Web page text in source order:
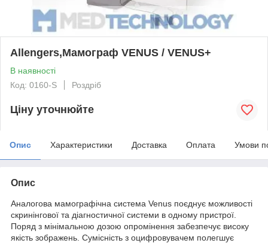
Allengers,Мамограф VENUS / VENUS+
В наявності
Код: 0160-S
Роздріб
Ціну уточнюйте
Опис Характеристики Доставка Оплата Умови
Опис
Аналогова мамографічна система Venus поєднує можливості
скринінгової та діагностичної системи в одному пристрої.
Поряд з мінімальною дозою опромінення забезпечує високу
якість зображень. Сумісність з оцифровувачем полегшує